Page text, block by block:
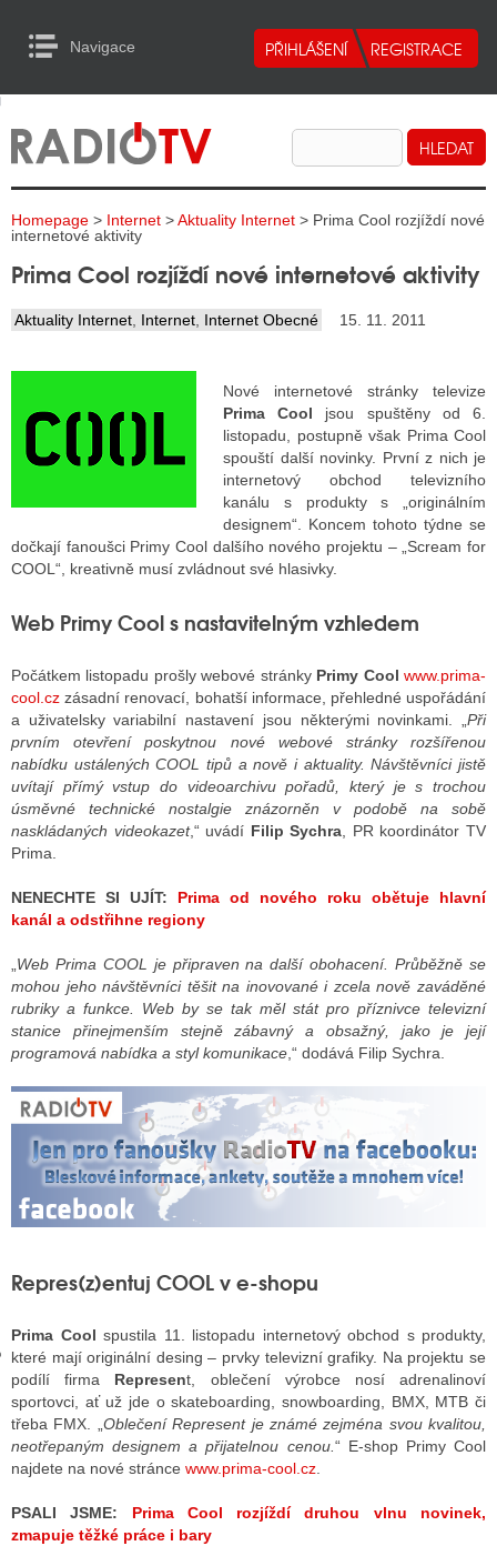
Navigace
RADIA
TELEVIZE
INTERNET
TISK
TELEVIZE
INTERNET
RÁDIA
STRÁNKY RÁDIÍ
STÁT BLOGEREM
BLOGERA
DISKUTÉRA NA RADIOTV
STARŠÍCH DISKUZÍ
to Content
Homepage > Internet >Aktuality Internet > Prima Cool rozjíždí nové
internetové aktivity
Prima Cool rozjíždí nové internetové aktivity
Aktuality Internet Internet Internet Obecné 15. 11. 2011
Nové internetové stránky televize
Prima Cool jsou spuštěny od 6.
listopadu, postupně však Prima Cool
spouští další novinky. První z nich je
internetový obchod televizního
kanálu s produkty s „originálním
designem“. Koncem tohoto týdne se
dočkají fanoušci Primy Cool dalšího nového projektu – „Scream for
COOL“, kreativně musí zvládnout své hlasivky.
Web Primy Cool s nastavitelným vzhledem
Počátkem listopadu prošly webové stránky Primy Coolwww.prima-
cool.cz zásadní renovací, bohatší informace, přehledné uspořádání
a uživatelsky variabilní nastavení jsou některými novinkami. „ Při
prvním otevření poskytnou nové webové stránky rozšířenou
nabídku ustálených COOL tipů a nově i aktuality. Návštěvníci jistě
uvítají přímý vstup do videoarchivu pořadů, který je s trochou
úsměvné technické nostalgie znázorněn v podobě na sobě
naskládaných videokazet,“ uvádí Filip Sychra , PR koordinátor TV
Prima.
NENECHTE SI UJÍT: Prima od nového roku obětuje hlavní
kanál a odstřihne regiony
Web Prima COOL je připraven na další obohacení. Průběžně se
mohou jeho návštěvníci těšit na inovované i zcela nově zaváděné
rubriky a funkce. Web by se tak měl stát pro příznivce televizní
stanice přinejmenším stejně zábavný a obsažný, jako je její
programová nabídka a styl komunikace ,“ dodává Filip Sychra.
Repres(z)entuj COOL v e-shopu
Prima Cool spustila 11. listopadu internetový obchod s produkty,
které mají originální desing – prvky televizní grafiky. Na projektu se
podílí firma Represent, oblečení výrobce nosí adrenalinoví
sportovci, ať už jde o skateboarding, snowboarding, BMX, MTB či
třeba FMX. „ Oblečení Represent je známé zejména svou kvalitou,
neotřepaným designem a přijatelnou cenou. “ E-shop Primy Cool
najdete na nové stránce www.prima-cool.cz
PSALI JSME: Prima Cool rozjíždí druhou vlnu novinek,
zmapuje těžké práce i bary